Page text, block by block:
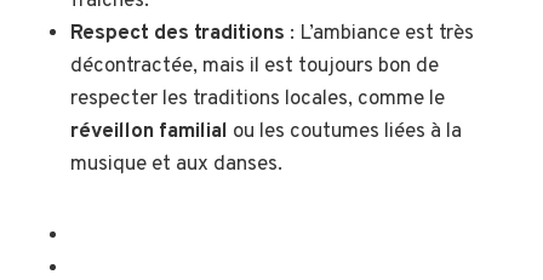
Respect des traditions : L’ambiance est très
décontractée, mais il est toujours bon de
respecter les traditions locales, comme le
réveillon familial ou les coutumes liées à la
musique et aux danses.